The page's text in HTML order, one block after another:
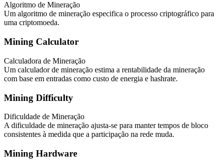
Algoritmo de Mineração
Um algoritmo de mineração especifica o processo criptográfico para
uma criptomoeda.
Mining Calculator
Calculadora de Mineração
Um calculador de mineração estima a rentabilidade da mineração
com base em entradas como custo de energia e hashrate.
Mining Difficulty
Dificuldade de Mineração
A dificuldade de mineração ajusta-se para manter tempos de bloco
consistentes à medida que a participação na rede muda.
Mining Hardware